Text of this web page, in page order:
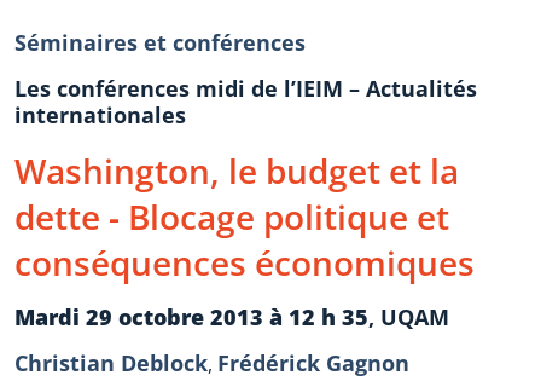
Séminaires et conférences
Les conférences midi de l’IEIM – Actualités
internationales
Washington, le budget et la
dette - Blocage politique et
conséquences économiques
Mardi 29 octobre 2013 à 12 h 35, UQAM
Christian Deblock, Frédérick Gagnon